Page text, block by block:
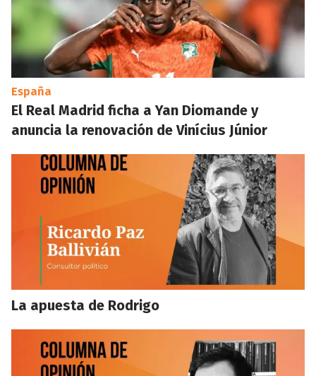
España
El Real Madrid ficha a Yan Diomande y
anuncia la renovación de Vinícius Júnior
La apuesta de Rodrigo